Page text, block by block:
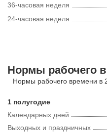
36-часовая неделя
24-часовая неделя
Нормы рабочего
Нормы рабочего времени в
1 полугодие
Календарных дней
Выходных и праздничных